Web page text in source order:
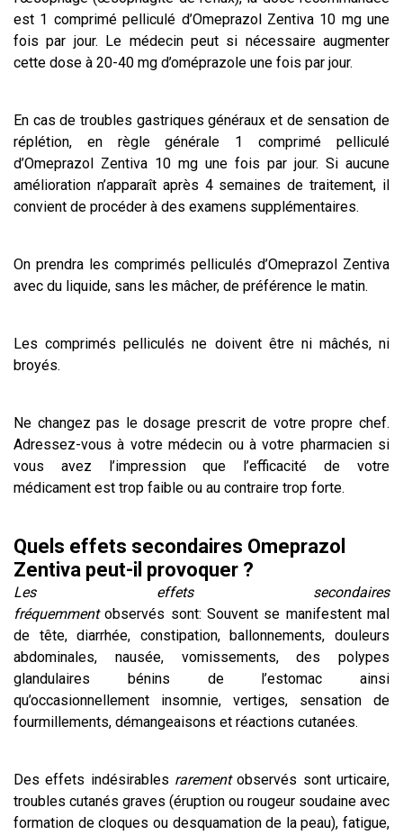
est 1 comprimé pelliculé d’Omeprazol Zentiva 10 mg une
fois par jour. Le médecin peut si nécessaire augmenter
cette dose à 20-40 mg d’oméprazole une fois par jour.
En cas de troubles gastriques généraux et de sensation de
réplétion, en règle générale 1 comprimé pelliculé
d’Omeprazol Zentiva 10 mg une fois par jour. Si aucune
amélioration n’apparaît après 4 semaines de traitement, il
convient de procéder à des examens supplémentaires.
On prendra les comprimés pelliculés d’Omeprazol Zentiva
avec du liquide, sans les mâcher, de préférence le matin.
Les comprimés pelliculés ne doivent être ni mâchés, ni
broyés.
Ne changez pas le dosage prescrit de votre propre chef.
Adressez-vous à votre médecin ou à votre pharmacien si
vous avez l’impression que l’efficacité de votre
médicament est trop faible ou au contraire trop forte.
Quels effets secondaires Omeprazol
Zentiva peut-il provoquer ?
Les effets secondaires
fréquemmentobservés sont: Souvent se manifestent mal
de tête, diarrhée, constipation, ballonnements, douleurs
abdominales, nausée, vomissements, des polypes
glandulaires bénins de l’estomac ainsi
qu’occasionnellement insomnie, vertiges, sensation de
fourmillements, démangeaisons et réactions cutanées.
Des effets indésirables rarementobservés sont urticaire,
troubles cutanés graves (éruption ou rougeur soudaine avec
formation de cloques ou desquamation de la peau), fatigue,